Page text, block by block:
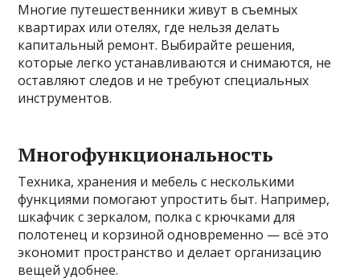
Многие путешественники живут в съемных
квартирах или отелях, где нельзя делать
капитальный ремонт. Выбирайте решения,
которые легко устанавливаются и снимаются, не
оставляют следов и не требуют специальных
инструментов.
Многофункциональность
Техника, хранения и мебель с несколькими
функциями помогают упростить быт. Например,
шкафчик с зеркалом, полка с крючками для
полотенец и корзиной одновременно — всё это
экономит пространство и делает организацию
вещей удобнее.